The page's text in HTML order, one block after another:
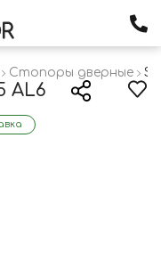
Стопоры дверные
AL6